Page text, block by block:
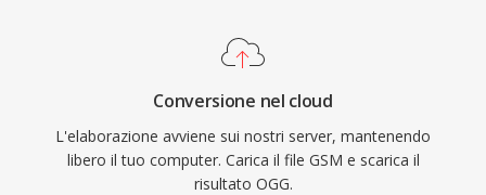
Conversione nel cloud
L'elaborazione avviene sui nostri server, mantenendo
libero il tuo computer. Carica il file GSM e scarica il
risultato OGG.